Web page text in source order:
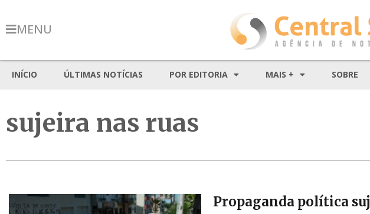
MENU
INÍCIO ÚLTIMAS NOTÍCIAS POR EDITORIA MAIS + SOBRE
sujeira nas ruas
Propaganda política